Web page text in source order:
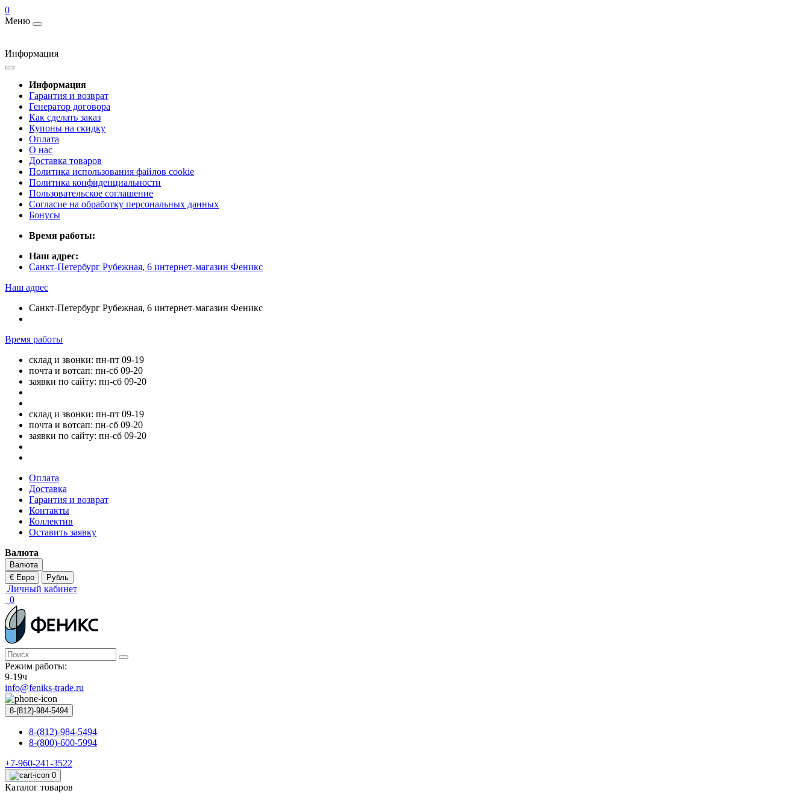
0
Меню
Информация
Информация
Гарантия и возврат
Генератор договора
Как сделать заказ
Купоны на скидку
Оплата
О нас
Доставка товаров
Политика использования файлов cookie
Политика конфиденциальности
Пользовательское соглашение
Согласие на обработку персональных данных
Бонусы
Время работы:
Наш адрес:
Санкт-Петербург Рубежная, 6 интернет-магазин Феникс
Наш адрес
Санкт-Петербург Рубежная, 6 интернет-магазин Феникс
Время работы
склад и звонки: пн-пт 09-19
почта и вотсап: пн-сб 09-20
заявки по сайту: пн-сб 09-20
склад и звонки: пн-пт 09-19
почта и вотсап: пн-сб 09-20
заявки по сайту: пн-сб 09-20
Оплата
Доставка
Гарантия и возврат
Контакты
Коллектив
Оставить заявку
Валюта
Валюта
€ Евро
Рубль
Личный кабинет
0
Режим работы:
9-19ч
info@feniks-trade.ru
8-(812)-984-5494
8-(812)-984-5494
8-(800)-600-5994
+7-960-241-3522
0
Каталог товаров